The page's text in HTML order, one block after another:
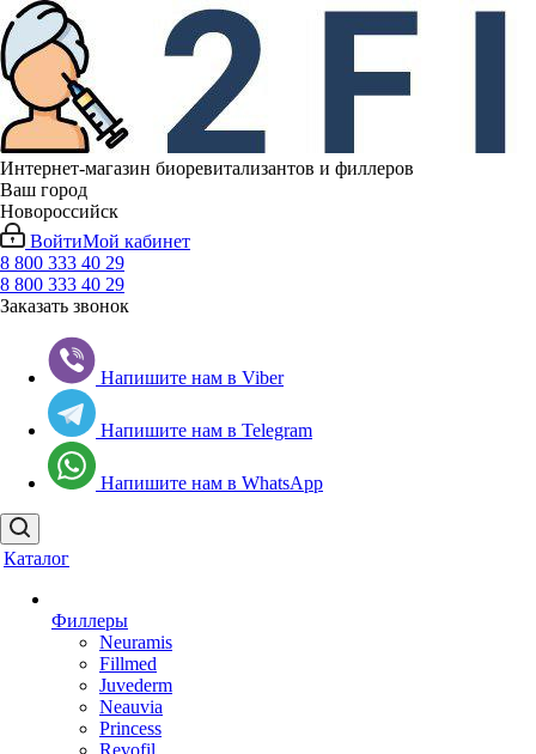
Интернет-магазин биоревитализантов и филлеров
Ваш город
Новороссийск
ВойтиМой кабинет
8 800 333 40 29
8 800 333 40 29
Заказать звонок
Напишите нам в Viber
Напишите нам в Telegram
Напишите нам в WhatsApp
Каталог
Филлеры
Neuramis
Fillmed
Juvederm
Neauvia
Princess
Revofil